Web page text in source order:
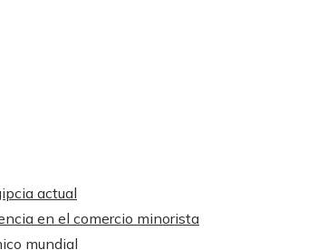
actual
en el comercio minorista
mundial